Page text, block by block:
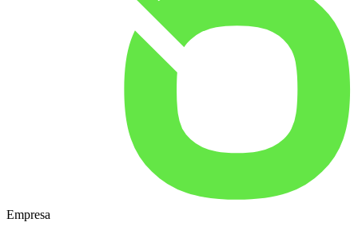
Empresa